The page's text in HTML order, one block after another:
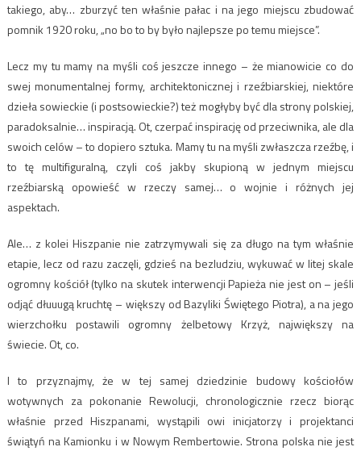
takiego, aby… zburzyć ten właśnie pałac i na jego miejscu zbudować
pomnik 1920 roku, „no bo to by było najlepsze po temu miejsce”.
Lecz my tu mamy na myśli coś jeszcze innego – że mianowicie co do
swej monumentalnej formy, architektonicznej i rzeźbiarskiej, niektóre
dzieła sowieckie (i postsowieckie?) też mogłyby być dla strony polskiej,
paradoksalnie… inspiracją. Ot, czerpać inspirację od przeciwnika, ale dla
swoich celów – to dopiero sztuka. Mamy tu na myśli zwłaszcza rzeźbę, i
to tę multifiguralną, czyli coś jakby skupioną w jednym miejscu
rzeźbiarską opowieść w rzeczy samej… o wojnie i różnych jej
aspektach.
Ale… z kolei Hiszpanie nie zatrzymywali się za długo na tym właśnie
etapie, lecz od razu zaczęli, gdzieś na bezludziu, wykuwać w litej skale
ogromny kościół (tylko na skutek interwencji Papieża nie jest on – jeśli
odjąć dłuuugą kruchtę – większy od Bazyliki Świętego Piotra), a na jego
wierzchołku postawili ogromny żelbetowy Krzyż, największy na
świecie. Ot, co.
I to przyznajmy, że w tej samej dziedzinie budowy kościołów
wotywnych za pokonanie Rewolucji, chronologicznie rzecz biorąc
właśnie przed Hiszpanami, wystąpili owi inicjatorzy i projektanci
świątyń na Kamionku i w Nowym Rembertowie. Strona polska nie jest